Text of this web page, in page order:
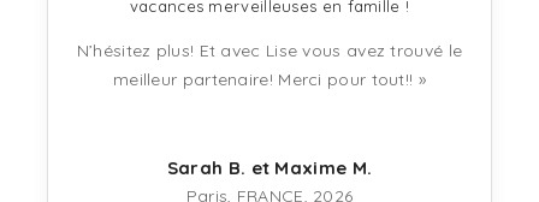
vacances merveilleuses en famille !
N’hésitez plus! Et avec Lise vous avez trouvé le
meilleur partenaire! Merci pour tout!! »
Sarah B. et Maxime M.
Paris, FRANCE, 2026